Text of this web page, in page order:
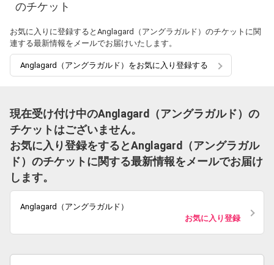
のチケット
お気に入りに登録するとAnglagard（アングラガルド）のチケットに関
連する最新情報をメールでお届けいたします。
Anglagard（アングラガルド）をお気に入り登録する
現在受け付け中のAnglagard（アングラガルド）の
チケットはございません。
お気に入り登録をするとAnglagard（アングラガル
ド）のチケットに関する最新情報をメールでお届け
します。
Anglagard（アングラガルド）
お気に入り登録